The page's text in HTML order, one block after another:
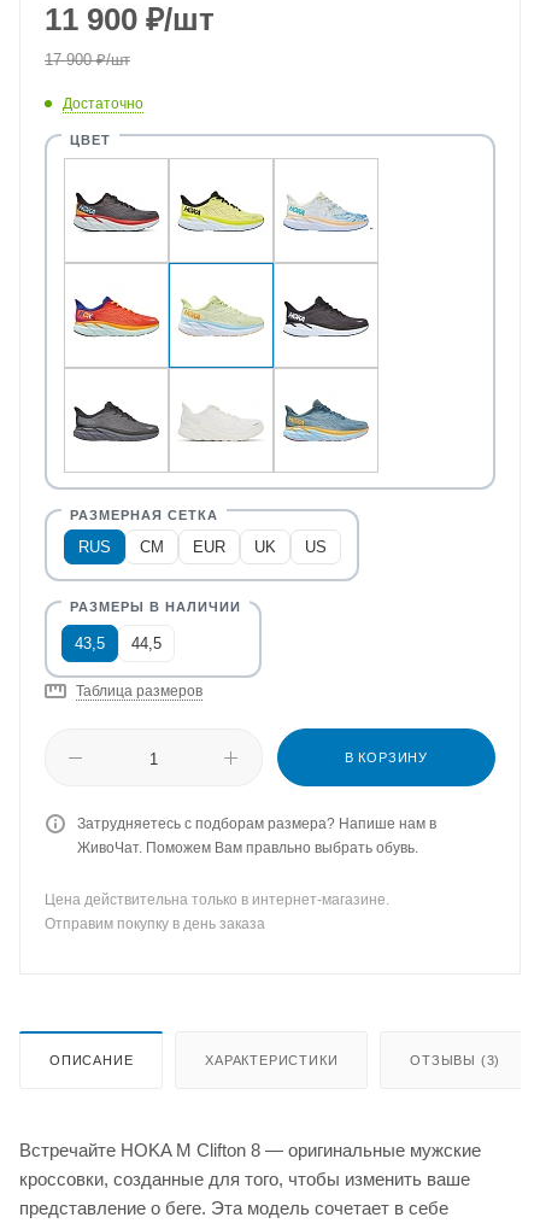
11 900 ₽/шт
17 900₽/шт
Достаточно
RUS CM EUR UK US
43,5 44,5
Таблица размеров
В КОРЗИНУ
Затрудняетесь с подборам размера? Напише нам в
ЖивоЧат. Поможем Вам правльно выбрать обувь.
Цена действительна только в интернет-магазине.
Отправим покупку в день заказа
ОПИСАНИЕ ХАРАКТЕРИСТИКИ ОТЗЫВЫ (3)
Встречайте HOKA M Clifton 8 — оригинальные мужские
кроссовки, созданные для того, чтобы изменить ваше
представление о беге. Эта модель сочетает в себе